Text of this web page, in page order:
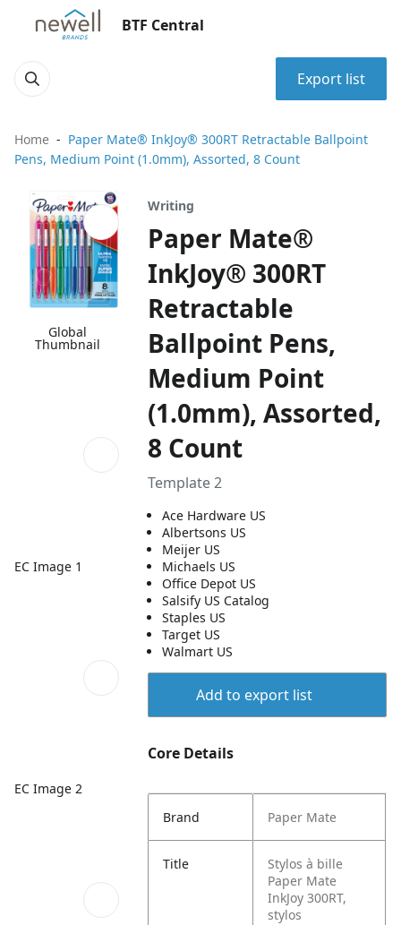
BTF Central
Export list
Home
Paper Mate® InkJoy® 300RT Retractable Ballpoint
Pens, Medium Point (1.0mm), Assorted, 8 Count
Global
Thumbnail
EC Image 1
EC Image 2
Writing
Paper Mate®
InkJoy® 300RT
Retractable
Ballpoint Pens,
Medium Point
(1.0mm), Assorted,
8 Count
Template 2
Ace Hardware US
Albertsons US
Meijer US
Michaels US
Office Depot US
Salsify US Catalog
Staples US
Target US
Walmart US
Add to export list
Core Details
Brand Paper Mate
Title
Stylos à bille
Paper Mate
InkJoy 300RT,
stylos